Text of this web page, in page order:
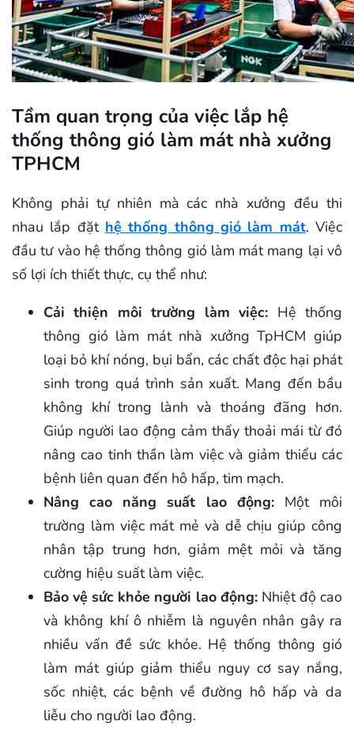
Tầm quan trọng của việc lắp hệ
thống thông gió làm mát nhà xưởng
TPHCM
Không phải tự nhiên mà các nhà xưởng đều thi
nhau lắp đặt hệ thống thông gió làm mát. Việc
đầu tư vào hệ thống thông gió làm mát mang lại vô
số lợi ích thiết thực, cụ thể như:
Cải thiện môi trường làm việc: Hệ thống
thông gió làm mát nhà xưởng TpHCM giúp
loại bỏ khí nóng, bụi bẩn, các chất độc hại phát
sinh trong quá trình sản xuất. Mang đến bầu
không khí trong lành và thoáng đãng hơn.
Giúp người lao động cảm thấy thoải mái từ đó
nâng cao tinh thần làm việc và giảm thiểu các
bệnh liên quan đến hô hấp, tim mạch.
Nâng cao năng suất lao động:Một môi
trường làm việc mát mẻ và dễ chịu giúp công
nhân tập trung hơn, giảm mệt mỏi và tăng
cường hiệu suất làm việc.
Bảo vệ sức khỏe người lao động:Nhiệt độ cao
và không khí ô nhiễm là nguyên nhân gây ra
nhiều vấn đề sức khỏe. Hệ thống thông gió
làm mát giúp giảm thiểu nguy cơ say nắng,
sốc nhiệt, các bệnh về đường hô hấp và da
liễu cho người lao động.